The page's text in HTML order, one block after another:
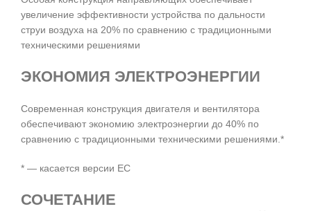
увеличение эффективности устройства по дальности
струи воздуха на 20% по сравнению с традиционными
техническими решениями
ЭКОНОМИЯ ЭЛЕКТРОЭНЕРГИИ
Современная конструкция двигателя и вентилятора
обеспечивают экономию электроэнергии до 40% по
сравнению с традиционными техническими решениями.*
* — касается версии EC
СОЧЕТАНИЕ